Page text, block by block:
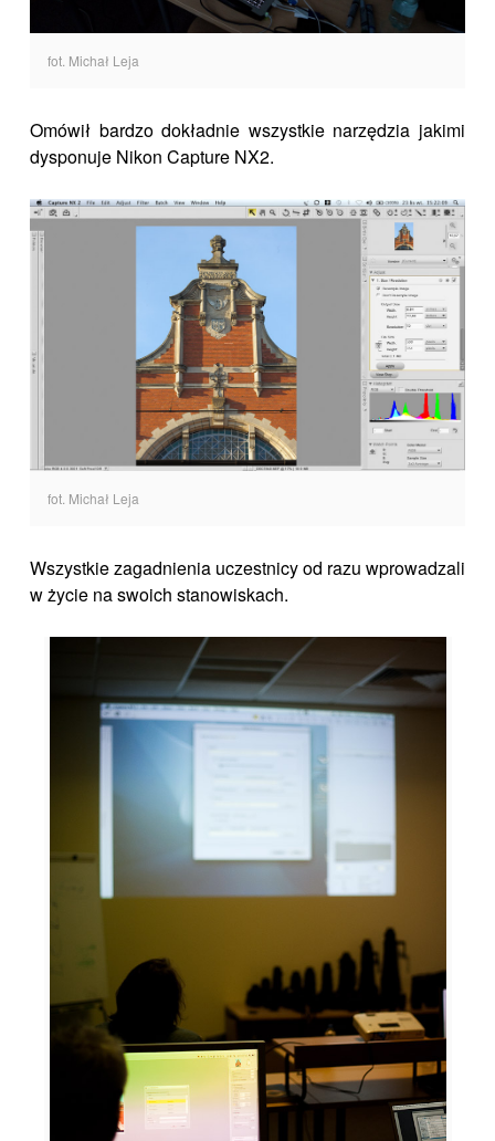
fot. Michał Leja
Omówił bardzo dokładnie wszystkie narzędzia jakimi
dysponuje Nikon Capture NX2.
fot. Michał Leja
Wszystkie zagadnienia uczestnicy od razu wprowadzali
w życie na swoich stanowiskach.